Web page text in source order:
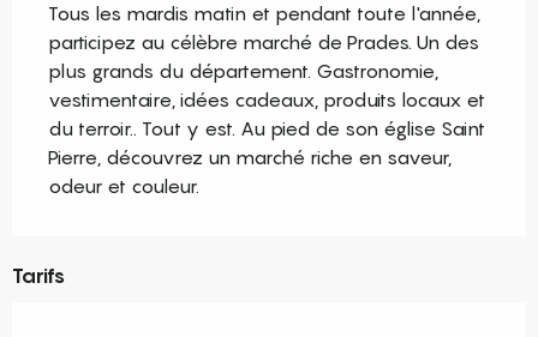
Tous les mardis matin et pendant toute l'année,
participez au célèbre marché de Prades. Un des
plus grands du département. Gastronomie,
vestimentaire, idées cadeaux, produits locaux et
du terroir.. Tout y est. Au pied de son église Saint
Pierre, découvrez un marché riche en saveur,
odeur et couleur.
Tarifs